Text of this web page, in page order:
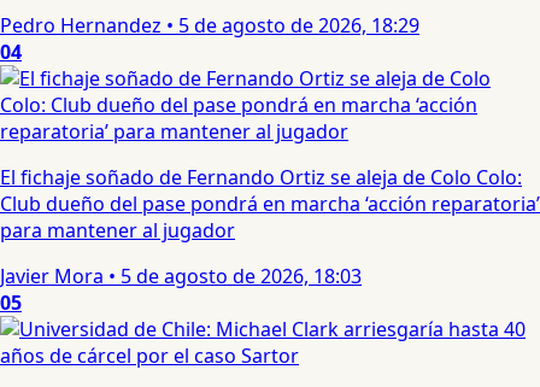
Pedro Hernandez • 5 de agosto de 2026, 18:29
04
El fichaje soñado de Fernando Ortiz se aleja de Colo Colo:
Club dueño del pase pondrá en marcha ‘acción reparatoria’
para mantener al jugador
Javier Mora • 5 de agosto de 2026, 18:03
05